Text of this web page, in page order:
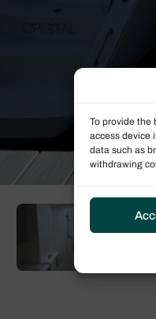
To provide the
access device
data such as
withdrawing